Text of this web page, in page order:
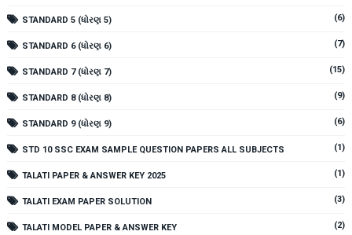
STANDARD 5 (ધોરણ 5) (6)
STANDARD 6 (ધોરણ 6) (7)
STANDARD 7 (ધોરણ 7) (15)
STANDARD 8 (ધોરણ 8) (9)
STANDARD 9 (ધોરણ 9) (6)
STD 10 SSC EXAM SAMPLE QUESTION PAPERS ALL SUBJECTS (1)
TALATI PAPER & ANSWER KEY 2025 (1)
TALATI EXAM PAPER SOLUTION (3)
TALATI MODEL PAPER & ANSWER KEY (2)